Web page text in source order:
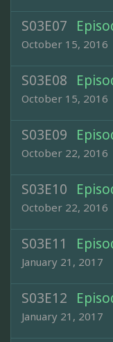
S03E07
October 15, 2016
S03E08
October 15, 2016
S03E09
October 22, 2016
S03E10
October 22, 2016
S03E11
January 21, 2017
S03E12
January 21, 2017